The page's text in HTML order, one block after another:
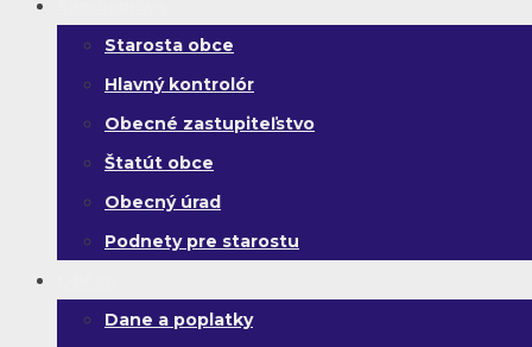
Starosta obce
Hlavný kontrolór
Obecné zastupiteľstvo
Štatút obce
Obecný úrad
Podnety pre starostu
Dane a poplatky